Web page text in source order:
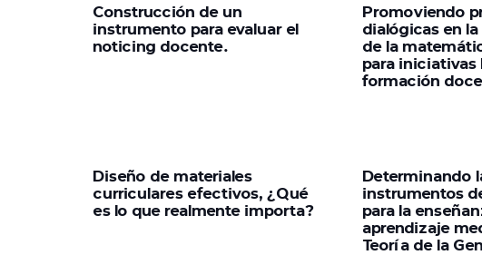
Construcción de un
instrumento para evaluar el
noticing docente.
Promoviendo
dialógicas en
de la
para iniciativas
formación
Diseño de materiales
curriculares efectivos, ¿Qué
es lo que realmente importa?
Determinando
instrumentos
para la
aprendizaje
Teoría de la